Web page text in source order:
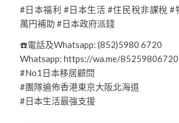
#日本福利 #日本生活 #住民稅非課稅 #
萬円補助 #日本政府派錢
☎️電話及Whatsapp: (852)5980 6720
Whatsapp: https://wa.me/85259806720
#No1日本移居顧問
#團隊遍佈香港東京大阪北海道
#日本生活最強支援